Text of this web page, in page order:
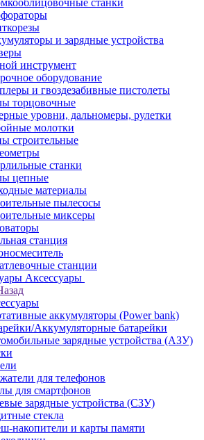
станки
и зарядные устройства
инструмент
оборудование
и гвоздезабивные пистолеты
торцовочные
уровни, дальномеры, рулетки
молотки
строительные
станки
цепные
материалы
пылесосы
миксеры
станция
станции
Аксессуары
аккумуляторы (Power bank)
Аккумуляторные батарейки
зарядные устройства (АЗУ)
для телефонов
для смартфонов
зарядные устройства (СЗУ)
стекла
накопители и карты памяти